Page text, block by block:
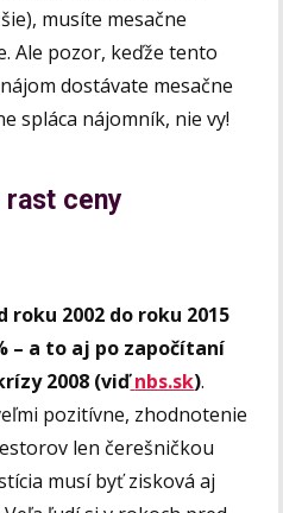
musíte mesačne
Ale pozor, keďže tento
dostávate mesačne
spláca nájomník, nie vy!
ceny
2002 do roku 2015
– a to aj po započítaní
2008 (viď nbs.sk).
pozitívne, zhodnotenie
len čerešničkou
musí byť zisková aj